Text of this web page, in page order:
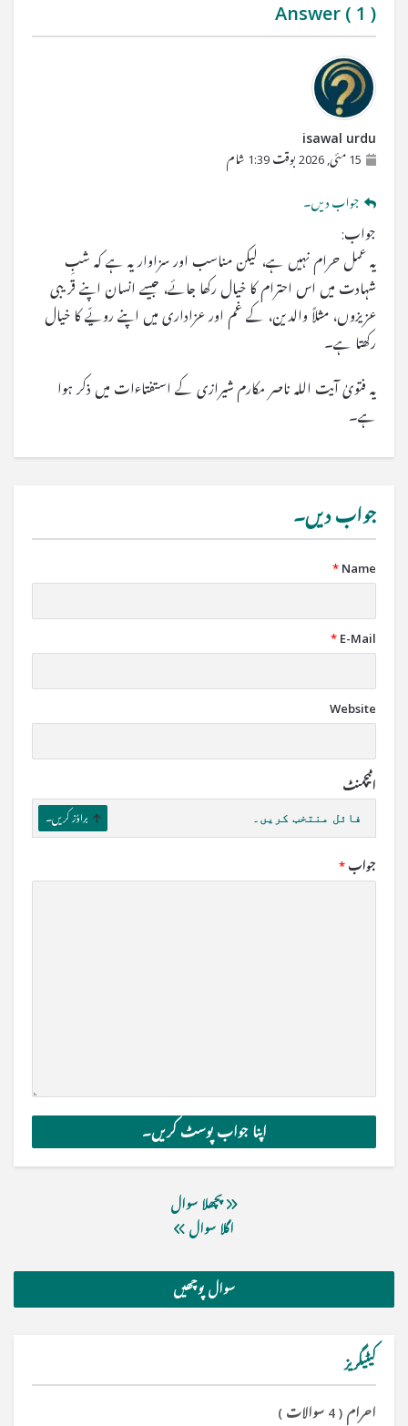
Answer ( 1 )
isawal urdu
15 مئی, 2026 بوقت 1:39 شام
جواب دیں۔
جواب:
یہ عمل حرام نہیں ہے، لیکن مناسب اور سزاوار یہ ہے کہ شبِ
شہادت میں اس احترام کا خیال رکھا جائے، جیسے انسان اپنے قریبی
عزیزوں، مثلاً والدین، کے غم اور عزاداری میں اپنے رویّے کا خیال
رکھتا ہے۔
یہ فتویٰ آیت اللہ ناصر مکارم شیرازی کے استفتاءات میں ذکر ہوا
ہے۔
جواب دیں۔
Name
*
E-Mail
*
Website
اٹیچمنٹ
فائل منتخب کریں۔ براؤز کریں۔
جواب *
پچھلا سوال
اگلا سوال
سوال پوچھیں
کیٹیگریز
احرام ( 4 سوالات )